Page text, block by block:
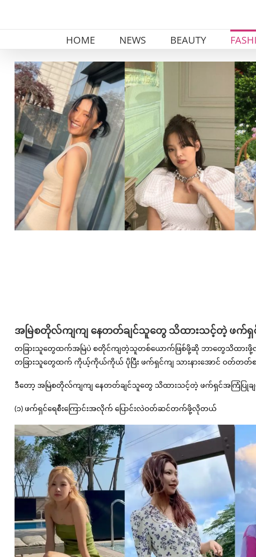
HOME NEWS BEAUTY
View
Larger
Image
အမြဲစတိုလ်ကျကျ နေတတ်ချင်သူတွေ သိထားသင့်တဲ့ ဖက်ရှင်
တခြားသူတွေထက်အမြဲပဲ စတိုင်ကျတဲ့သူတစ်ယောက်ဖြစ်ဖို့ဆို ဘာတွေသိထားဖို့
တခြားသူတွေထက် ကိုယ့်ကိုယ်ကိုယ် ပိုပြီး ဖက်ရှင်ကျ သားနားအောင် ဝတ်တတ်
ဒီတော့ အမြဲစတိုလ်ကျကျ နေတတ်ချင်သူတွေ သိထားသင့်တဲ့ ဖက်ရှင်အကြံပြုခ
(၁) ဖက်ရှင်ရေစီးကြောင်းအလိုက် ပြောင်းလဲဝတ်ဆင်တက်ဖို့လိုတယ်